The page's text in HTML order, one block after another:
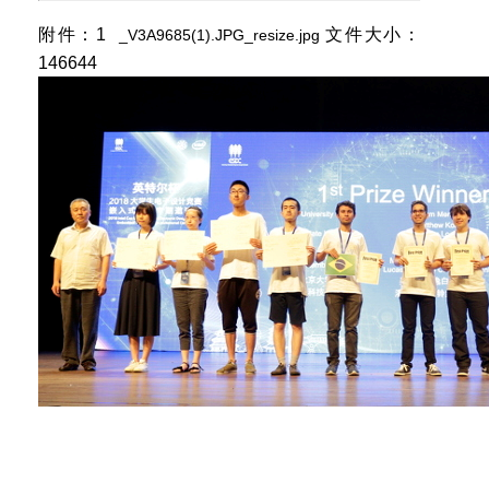
附件：1 _V3A9685(1).JPG_resize.jpg 文件大小：
146644